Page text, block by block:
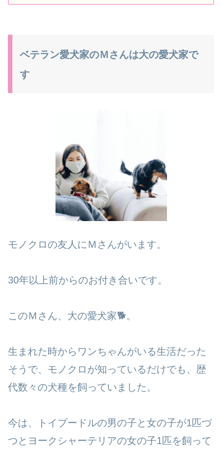
ベテラン愛犬家のＭさんは大の愛犬家で
す
モノクロの友人にＭさんがいます。
30年以上前からのお付き合いです。
このＭさん、大の愛犬家🐕。
生まれた時からワンちゃんがいる生活だった
そうで、モノクロが知っているだけでも、歴
代数々の犬種を飼っていました。
今は、トイプードルの男の子と女の子が1匹づ
つとヨークシャーテリアの女の子1匹を飼って